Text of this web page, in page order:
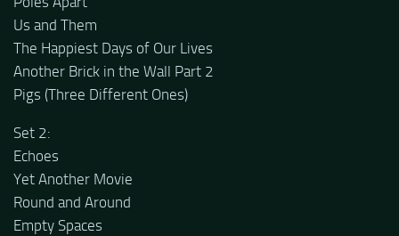
Us and Them
The Happiest Days of Our Lives
Another Brick in the Wall Part 2
Pigs (Three Different Ones)
Set 2:
Echoes
Yet Another Movie
Round and Around
Empty Spaces